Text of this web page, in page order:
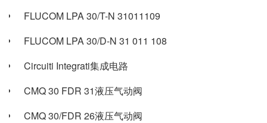
FLUCOM LPA 30/T-N 31011109
FLUCOM LPA 30/D-N 31 011 108
Circuiti Integrati集成电路
CMQ 30 FDR 31液压气动阀
CMQ 30/FDR 26液压气动阀